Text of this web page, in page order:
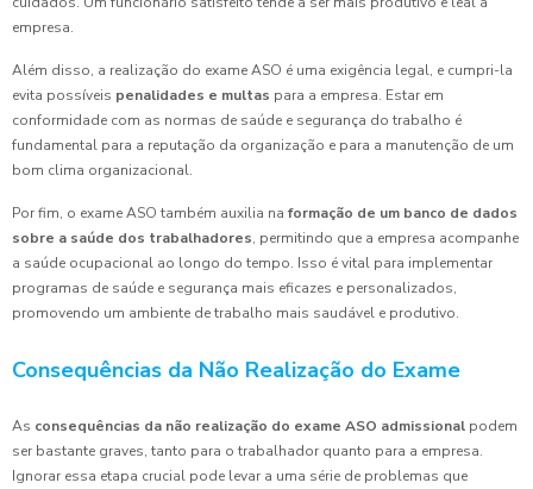
empresa.
Além disso, a realização do exame ASO é uma exigência legal, e cumpri-la
evita possíveis penalidades e multas para a empresa. Estar em
conformidade com as normas de saúde e segurança do trabalho é
fundamental para a reputação da organização e para a manutenção de um
bom clima organizacional.
Por fim, o exame ASO também auxilia na formação de um banco de dados
sobre a saúde dos trabalhadores, permitindo que a empresa acompanhe
a saúde ocupacional ao longo do tempo. Isso é vital para implementar
programas de saúde e segurança mais eficazes e personalizados,
promovendo um ambiente de trabalho mais saudável e produtivo.
Consequências da Não Realização do Exame
As consequências da não realização do exame ASO admissional podem
ser bastante graves, tanto para o trabalhador quanto para a empresa.
Ignorar essa etapa crucial pode levar a uma série de problemas que